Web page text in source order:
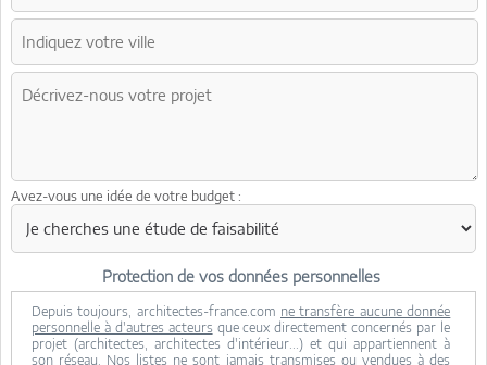
Avez-vous une idée de votre budget :
Protection de vos données personnelles
Depuis toujours, architectes-france.com ne transfère aucune donnée
personnelle à d'autres acteurs que ceux directement concernés par le
projet (architectes, architectes d'intérieur...) et qui appartiennent à
son réseau. Nos listes ne sont jamais transmises ou vendues à des